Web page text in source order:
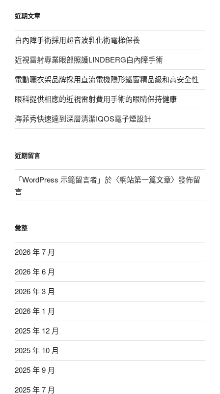
字:
近期文章
白內障手術採用超音波乳化術電梯保養
近視雷射專業眼部照護LINDBERG白內障手術
電動曬衣架品牌採用直流電機隱形鐵窗精品級和高安全性
眼科提供相應的近視雷射費用手術的眼睛保持健康
海菲秀快速達到深層清潔IQOS電子煙設計
近期留言
「WordPress 示範留言者」於〈網站第一篇文章〉發佈留
言
彙整
2026 年 7 月
2026 年 6 月
2026 年 3 月
2026 年 1 月
2025 年 12 月
2025 年 10 月
2025 年 9 月
2025 年 7 月